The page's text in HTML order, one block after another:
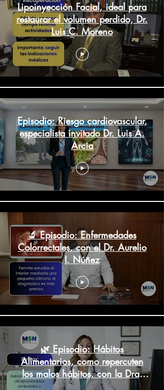
Lipoinyección Facial, ideal para
restaurar el volumen perdido, Dr.
Luis C. Moreno
Episodio: Riesgo cardiovascular,
especialista invitado Dr. Luis A.
Arcia
🔬 Episodio: Enfermedades
Colorrectales, con el Dr. Aurelio
I. Núñez
🌿 Episodio: Hábitos
Alimentarios, como repercuten
los malos hábitos, con la Dra.
Laura Harding